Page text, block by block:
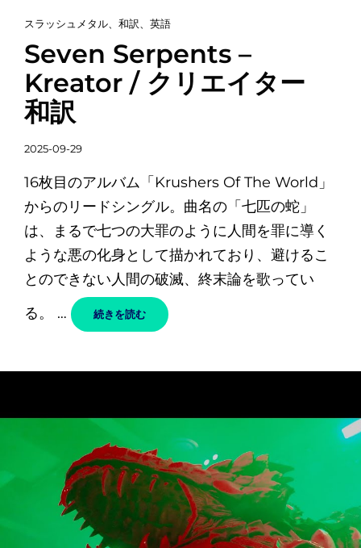
カ
テ
ゴ
リ
ー
リ
ン
スラッシュメタル 和訳 英語
Seven Serpents –
Kreator / クリエイター
和訳
投
日
2025-09-29
16枚目のアルバム「Krushers Of The World」
からのリードシングル。曲名の「七匹の蛇」
は、まるで七つの大罪のように人間を罪に導く
ような悪の化身として描かれており、避けるこ
とのできない人間の破滅、終末論を歌ってい
る。 …
続きを読むSEVEN
SERPENTS
イ
ー
和
訳